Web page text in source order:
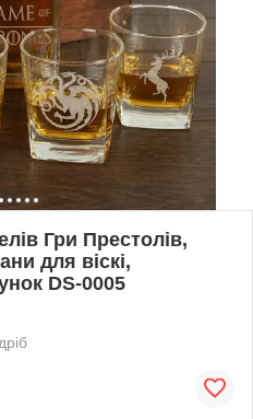
Гри Престолів,
для віскі,
DS-0005